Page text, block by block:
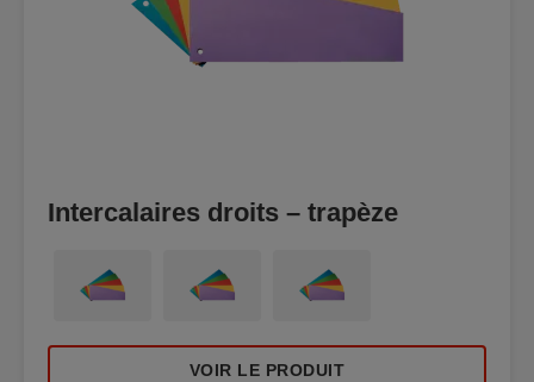
Intercalaires droits – trapèze
VOIR LE PRODUIT